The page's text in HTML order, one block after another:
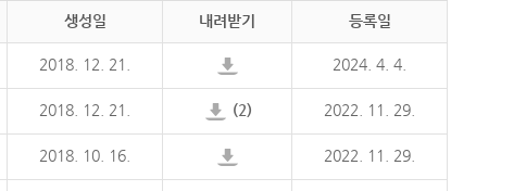
생성일 내려받기 등록일
2018. 12. 21. 2024. 4. 4.
2018. 12. 21. (2) 2022. 11. 29.
2018. 10. 16. 2022. 11. 29.